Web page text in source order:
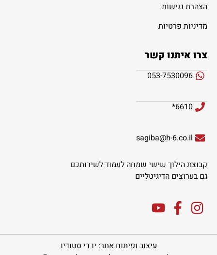
הצהרת נגישות
מדיניות פרטיות
צרו איתנו קשר
053-7530096
6610*
sagiba@h-6.co.il
קבוצת הילוך שישי שמחה לעמוד לשירותכם
גם בערוצים הדיגיטליים
עיצוב ופיתוח אתר: יו די סטודיו